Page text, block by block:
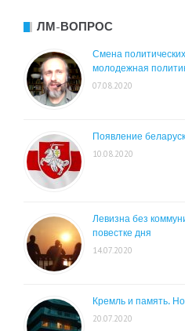
ЛМ-ВОПРОС
Смена
молодежная
07.08.2020
Появление
10.08.2020
Левизна без
повестке дня
14.07.2020
Кремль и память.
20.07.2020